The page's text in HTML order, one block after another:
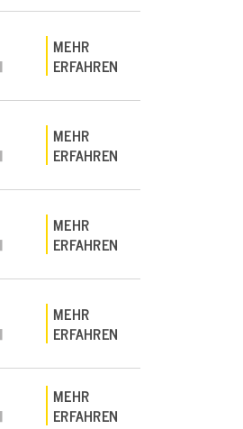
MEHR
ERFAHREN
MEHR
ERFAHREN
MEHR
ERFAHREN
MEHR
ERFAHREN
MEHR
ERFAHREN